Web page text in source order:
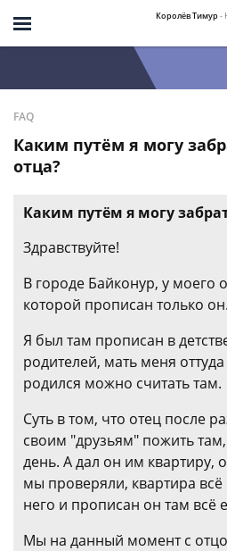
Королёв Тимур-
FAQ
Каким путём я могу
отца?
Каким путём я могу
Здравствуйте!
В городе Байконур, у моего
которой прописан только он.
Я был там прописан в
родителей, мать меня
родился можно считать там.
Суть в том, что отец после
своим "друзьям" пожить
день. А дал он им квартиру,
мы проверяли, квартира
него и прописан он там всё
Мы на данный момент с